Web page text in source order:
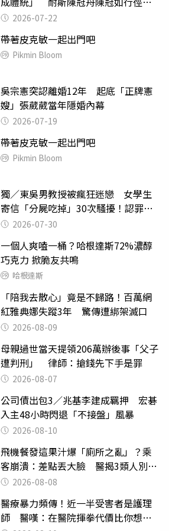
議 2026-07-22
帶著皮克敏一起出門吧
Pikmin Bloom
吳宗憲突認離婚12年 起底「正牌憲
嫂」張葳葳當年隱婚內幕
2026-07-19
帶著皮克敏一起出門吧
Pikmin Bloom
獨／東吳男教授被瘋狂迷戀 女學生
寄信「分屍吃掉」30次騷擾！認罪免
關 2026-07-30
一個人爽嗑一桶？哈根達斯72%濃醇
巧克力 掀脆友共鳴
哈根達斯
「陪我去散心」竟是不歸路！百萬網
紅雅典娜失蹤3年 驚傳遭綁架滅口
2026-08-09
母親過世當天提領206萬辦後事「父子
遭判刑」 律師：搶錢先下手是罪
2026-08-07
公司債出包3／兆基李建成羈押 宏碁
入主48小時閃退「不接盤」風暴
2026-08-10
飛機餐發這果汁爆「廁所之亂」？乘
客崩潰：差點丟大臉 醫揭3類人別亂
喝 2026-08-08
醫療暴力頻傳！近一半受害者是護理
師 醫嘆：在醫院揮拳代價比你想像